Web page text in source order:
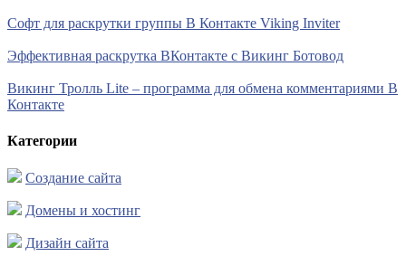
Софт для раскрутки группы В Контакте Viking Inviter
Эффективная раскрутка ВКонтакте с Викинг Ботовод
Викинг Тролль Lite – программа для обмена комментариями В
Контакте
Категории
Создание сайта
Домены и хостинг
Дизайн сайта